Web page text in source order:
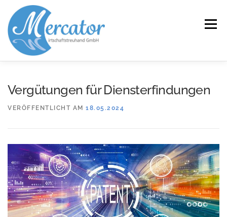
Inhalt
springen
Menü
KARRIERE
Vergütungen für Diensterfindungen
VERÖFFENTLICHT AM 18.05.2024